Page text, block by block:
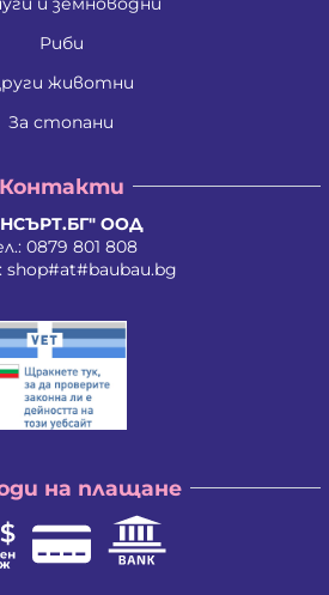
Риби
животни
За стопани
Контакти
ООД
0879 801 808
shop#at#baubau.bg
на плащане